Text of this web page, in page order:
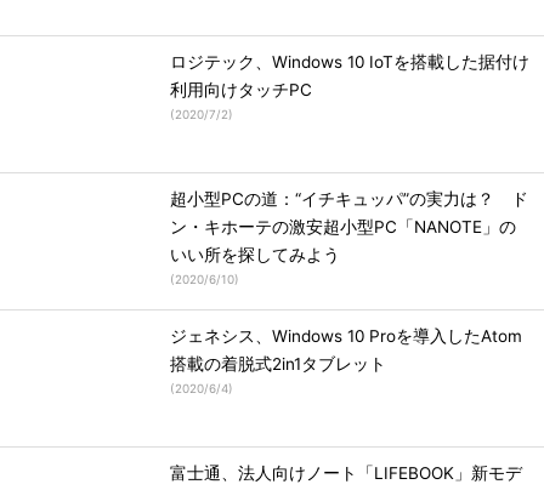
ロジテック、Windows 10 IoTを搭載した据付け
利用向けタッチPC
(2020/7/2)
超小型PCの道：“イチキュッパ”の実力は？ ド
ン・キホーテの激安超小型PC「NANOTE」の
いい所を探してみよう
(2020/6/10)
ジェネシス、Windows 10 Proを導入したAtom
搭載の着脱式2in1タブレット
(2020/6/4)
富士通、法人向けノート「LIFEBOOK」新モデ